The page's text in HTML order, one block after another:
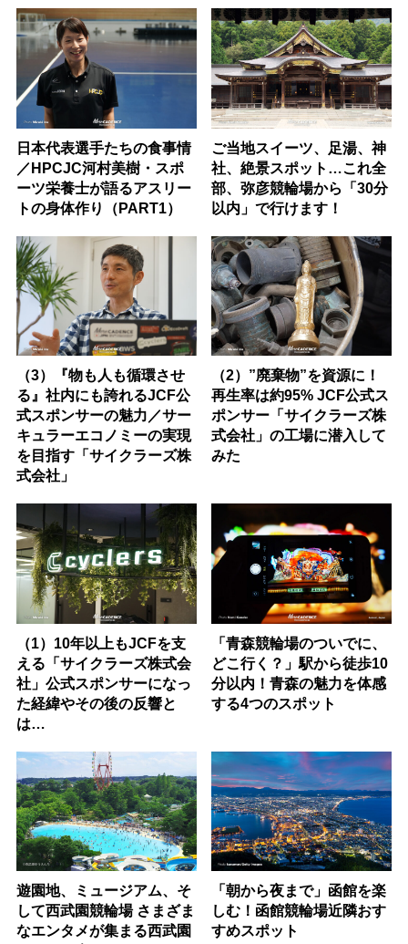
日本代表選手たちの食事情
／HPCJC河村美樹・スポ
ーツ栄養士が語るアスリー
トの身体作り（PART1）
ご当地スイーツ、足湯、神
社、絶景スポット…これ全
部、弥彦競輪場から「30分
以内」で行けます！
（3）『物も人も循環させ
る』社内にも誇れるJCF公
式スポンサーの魅力／サー
キュラーエコノミーの実現
を目指す「サイクラーズ株
式会社」
（2）”廃棄物”を資源に！
再生率は約95% JCF公式ス
ポンサー「サイクラーズ株
式会社」の工場に潜入して
みた
（1）10年以上もJCFを支
える「サイクラーズ株式会
社」公式スポンサーになっ
た経緯やその後の反響と
は…
「青森競輪場のついでに、
どこ行く？」駅から徒歩10
分以内！青森の魅力を体感
する4つのスポット
遊園地、ミュージアム、そ
して西武園競輪場 さまざま
なエンタメが集まる西武園
「朝から夜まで」函館を楽
しむ！函館競輪場近隣おす
すめスポット